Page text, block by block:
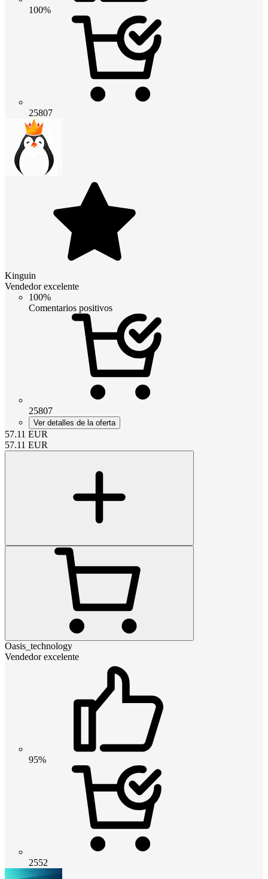
100%
25807
Kinguin
Vendedor excelente
100%
Comentarios positivos
25807
Ver detalles de la oferta
57.11 EUR
57.11 EUR
Oasis_technology
Vendedor excelente
95%
2552